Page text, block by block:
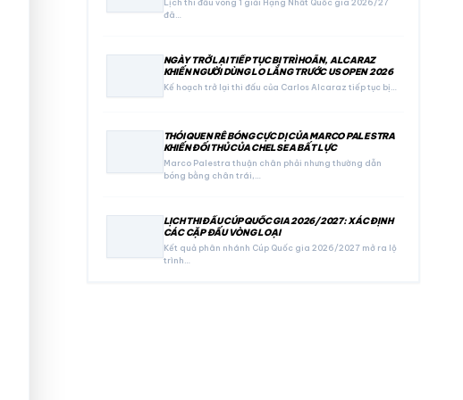
Lịch thi đấu vòng 1 giải Hạng Nhất Quốc gia 2026/27
đã…
NGÀY TRỞ LẠI TIẾP TỤC BỊ TRÌ HOÃN, ALCARAZ
KHIẾN NGƯỜI DÙNG LO LẮNG TRƯỚC US OPEN 2026
Kế hoạch trở lại thi đấu của Carlos Alcaraz tiếp tục bị…
THÓI QUEN RÊ BÓNG CỰC DỊ CỦA MARCO PALESTRA
KHIẾN ĐỐI THỦ CỦA CHELSEA BẤT LỰC
Marco Palestra thuận chân phải nhưng thường dẫn
bóng bằng chân trái,…
LỊCH THI ĐẤU CÚP QUỐC GIA 2026/2027: XÁC ĐỊNH
CÁC CẶP ĐẤU VÒNG LOẠI
Kết quả phân nhánh Cúp Quốc gia 2026/2027 mở ra lộ
trình…